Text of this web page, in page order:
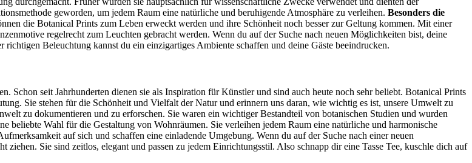
geworden, um jedem Raum eine natürliche und beruhigende Atmosphäre zu verleihen. Besonders die
die Botanical Prints zum Leben erweckt werden und ihre Schönheit noch besser zur Geltung kommen. Mit einer
regelrecht zum Leuchten gebracht werden. Wenn du auf der Suche nach neuen Möglichkeiten bist, deine
Beleuchtung kannst du ein einzigartiges Ambiente schaffen und deine Gäste beeindrucken.
Schon seit Jahrhunderten dienen sie als Inspiration für Künstler und sind auch heute noch sehr beliebt. Botanical Prints
Sie stehen für die Schönheit und Vielfalt der Natur und erinnern uns daran, wie wichtig es ist, unsere Umwelt zu
zu dokumentieren und zu erforschen. Sie waren ein wichtiger Bestandteil von botanischen Studien und wurden
beliebte Wahl für die Gestaltung von Wohnräumen. Sie verleihen jedem Raum eine natürliche und harmonische
auf sich und schaffen eine einladende Umgebung. Wenn du auf der Suche nach einer neuen
Sie sind zeitlos, elegant und passen zu jedem Einrichtungsstil. Also schnapp dir eine Tasse Tee, kuschle dich auf